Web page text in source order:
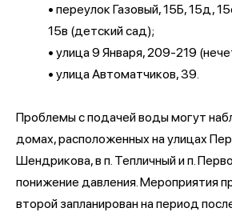
• переулок Газовый, 15Б, 15д,
15в (детский сад);
• улица 9 Января, 209-219
• улица Автоматчиков, 39.
Проблемы с подачей воды могут
домах, расположенных на улицах
Шендрикова, в п. Тепличный и п.
понижение давления. Мероприятия
второй запланирован на период